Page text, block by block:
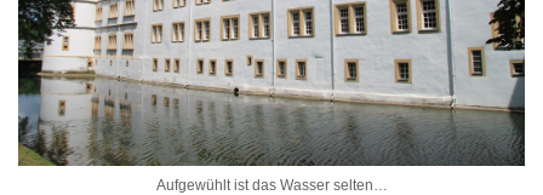
Aufgewühlt ist das Wasser selten…